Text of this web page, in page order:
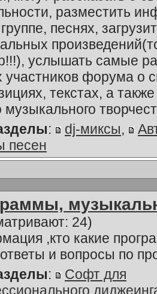
разместить
песнях,
услышать самые
участников форума о
текстах, а
музыкального
: dj-миксы,
песен
24)
,кто какие
и вопросы по
:
Софт для